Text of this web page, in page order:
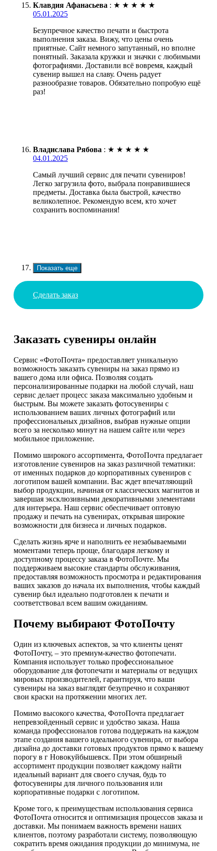
Клавдия Афанасьева : ★ ★ ★ ★ ★
05.01.2025
Безупречное качество печати и быстрота
выполнения заказа. Вижу, что цены очень
приятные. Сайт немного запутанный, но вполне
понятный. Заказала кружки и значки с любимыми
фотографиями. Доставили всё вовремя, каждый
сувенир вышел на славу. Очень радует
разнообразие товаров. Обязательно попробую ещё
раз!
Владислава Рябова : ★ ★ ★ ★ ★
04.01.2025
Самый лучший сервис для печати сувениров!
Легко загрузила фото, выбрала понравившиеся
предметы. Доставка была быстрой, качество
великолепное. Рекомендую всем, кто хочет
сохранить воспоминания!
Показать еще
Сделать заказ
Заказать сувениры онлайн
Сервис «ФотоПочта» предоставляет уникальную
возможность заказать сувениры на заказ прямо из
вашего дома или офиса. Позволяя создать
персонализированные подарки на любой случай, наш
сервис делает процесс заказа максимально удобным и
быстрым. Вы можете заказать фотосувениры с
использованием ваших личных фотографий или
профессиональных дизайнов, выбрав нужные опции
всего за несколько минут на нашем сайте или через
мобильное приложение.
Помимо широкого ассортимента, ФотоПочта предлагает
изготовление сувениров на заказ различной тематики:
от именных подарков до корпоративных сувениров с
логотипом вашей компании. Вас ждет впечатляющий
выбор продукции, начиная от классических магнитов и
завершая эксклюзивными декоративными элементами
для интерьера. Наш сервис обеспечивает оптовую
продажу и печать на сувенирах, открывая широкие
возможности для бизнеса и личных подарков.
Сделать жизнь ярче и наполнить ее незабываемыми
моментами теперь проще, благодаря легкому и
доступному процессу заказа в ФотоПочте. Мы
поддерживаем высокие стандарты обслуживания,
предоставляя возможность просмотра и редактирования
ваших заказов до начала их выполнения, чтобы каждый
сувенир был идеально подготовлен к печати и
соответствовал всем вашим ожиданиям.
Почему выбирают ФотоПочту
Один из ключевых аспектов, за что клиенты ценят
ФотоПочту, – это премиум-качество фотопечати.
Компания использует только профессиональное
оборудование для фотопечати и материалы от ведущих
мировых производителей, гарантируя, что ваши
сувениры на заказ выглядят безупречно и сохраняют
свои краски на протяжении многих лет.
Помимо высокого качества, ФотоПочта предлагает
непревзойденный сервис и удобство заказа. Наша
команда профессионалов готова поддержать на каждом
этапе создания вашего идеального сувенира, от выбора
дизайна до доставки готовых продуктов прямо к вашему
порогу в г Новокуйбышевск. При этом обширный
ассортимент продукции позволяет каждому найти
идеальный вариант для своего случая, будь то
фотосувениры для личного пользования или
корпоративные подарки с логотипом.
Кроме того, к преимуществам использования сервиса
ФотоПочта относится и оптимизация процессов заказа и
доставки. Мы понимаем важность времени наших
клиентов, поэтому разработали систему, позволяющую
сократить время ожидания продукции до минимума, не